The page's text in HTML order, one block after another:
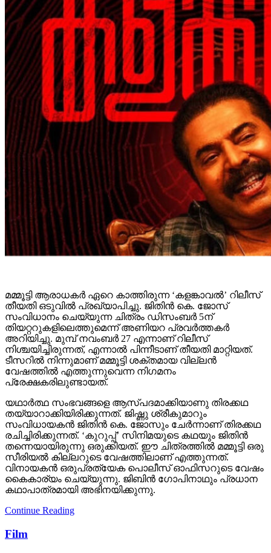
മമ്മൂട്ടി ആരാധകര്‍ ഏറെ കാത്തിരുന്ന ‘കളങ്കാവല്‍’ റിലീസ്
തീയതി ഒടുവില്‍ പ്രഖ്യാപിച്ചു. ജിതിന്‍ കെ. ജോസ്
സംവിധാനം ചെയ്യുന്ന ചിത്രം ഡിസംബര്‍ 5ന്
തിയറ്ററുകളിലെത്തുമെന്ന് അണിയറ പ്രവര്‍ത്തകര്‍
അറിയിച്ചു. മുമ്പ് നവംബര്‍ 27 എന്നാണ് റിലീസ്
നിശ്ചയിച്ചിരുന്നത്, എന്നാല്‍ പിന്നീടാണ് തീയതി മാറ്റിയത്.
ടീസറില്‍ നിന്നുമാണ് മമ്മൂട്ടി ശക്തമായ വില്ലന്‍
വേഷത്തില്‍ എത്തുന്നുവെന്ന നിഗമനം
പ്രേക്ഷകരിലുണ്ടായത്.
യഥാര്‍ത്ഥ സംഭവങ്ങളെ ആസ്പദമാക്കിയാണു തിരക്കഥ
തയ്യാറാക്കിയിരിക്കുന്നത്. ജിഷ്ണു ശ്രീകുമാറും
സംവിധായകന്‍ ജിതിന്‍ കെ. ജോസും ചേര്‍ന്നാണ് തിരക്കഥ
രചിച്ചിരിക്കുന്നത്. ‘കുറുപ്പ്’ സിനിമയുടെ കഥയും ജിതിന്‍
തന്നെയായിരുന്നു ഒരുക്കിയത്. ഈ ചിത്രത്തില്‍ മമ്മൂട്ടി ഒരു
സീരിയല്‍ കില്ലറുടെ വേഷത്തിലാണ് എത്തുന്നത്.
വിനായകന്‍ ഒരുപ്രത്യേക പൊലീസ് ഓഫിസറുടെ വേഷം
കൈകാര്യം ചെയ്യുന്നു. ജിബിന്‍ ഗോപിനാഥും പ്രധാന
കഥാപാത്രമായി അഭിനയിക്കുന്നു.
Continue Reading
Film